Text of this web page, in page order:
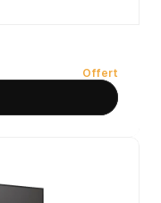
Offert